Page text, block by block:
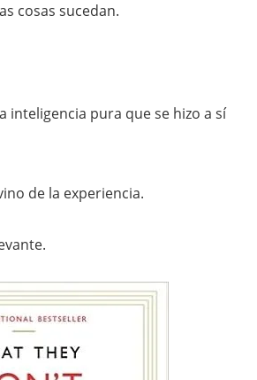
cosas sucedan.
inteligencia pura que se hizo a sí
de la experiencia.